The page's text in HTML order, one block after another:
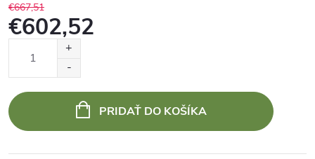
€667,51
€602,52
PRIDAŤ DO KOŠÍKA